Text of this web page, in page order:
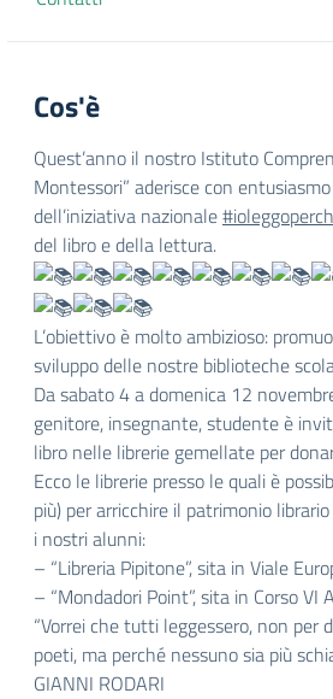
Cos'è
Quest’anno il nostro Istituto
Montessori” aderisce con
dell’iniziativa nazionale
del libro e della lettura.
L’obiettivo è molto ambizioso:
sviluppo delle nostre biblioteche
Da sabato 4 a domenica 12
genitore, insegnante, studente è
libro nelle librerie gemellate per
Ecco le librerie presso le quali è
più) per arricchire il patrimonio
i nostri alunni:
– “Libreria Pipitone”, sita in Viale
– “Mondadori Point”, sita in Corso VI
“Vorrei che tutti leggessero, non
poeti, ma perché nessuno sia più
GIANNI RODARI